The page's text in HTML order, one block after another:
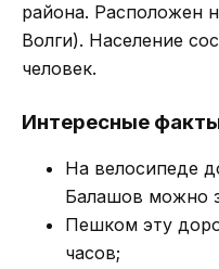
района. Расположен
Волги). Население
человек.
Интересные
На велосипеде
Балашов можно
Пешком эту
часов;